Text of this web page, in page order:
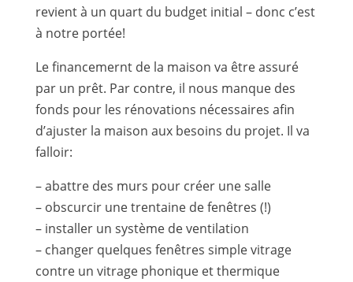
revient à un quart du budget initial – donc c’est
à notre portée!
Le financemernt de la maison va être assuré
par un prêt. Par contre, il nous manque des
fonds pour les rénovations nécessaires afin
d’ajuster la maison aux besoins du projet. Il va
falloir:
– abattre des murs pour créer une salle
– obscurcir une trentaine de fenêtres (!)
– installer un système de ventilation
– changer quelques fenêtres simple vitrage
contre un vitrage phonique et thermique